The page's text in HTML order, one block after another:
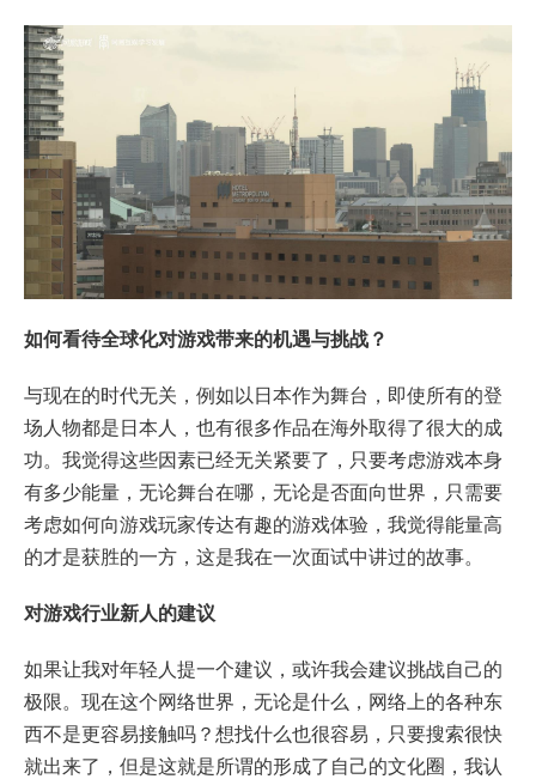
如何看待全球化对游戏带来的机遇与挑战？
与现在的时代无关，例如以日本作为舞台，即使所有的登
场人物都是日本人，也有很多作品在海外取得了很大的成
功。我觉得这些因素已经无关紧要了，只要考虑游戏本身
有多少能量，无论舞台在哪，无论是否面向世界，只需要
考虑如何向游戏玩家传达有趣的游戏体验，我觉得能量高
的才是获胜的一方，这是我在一次面试中讲过的故事。
对游戏行业新人的建议
如果让我对年轻人提一个建议，或许我会建议挑战自己的
极限。现在这个网络世界，无论是什么，网络上的各种东
西不是更容易接触吗？想找什么也很容易，只要搜索很快
就出来了，但是这就是所谓的形成了自己的文化圈，我认